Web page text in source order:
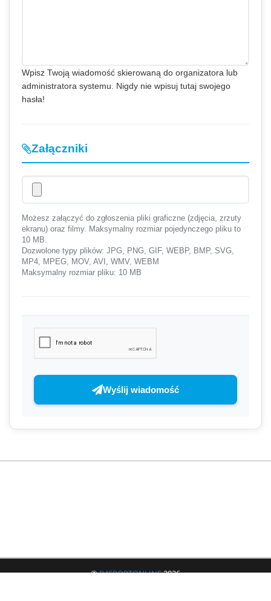
Wpisz Twoją wiadomość skierowaną do organizatora lub
administratora systemu. Nigdy nie wpisuj tutaj swojego
hasła!
Załączniki
Możesz załączyć do zgłoszenia pliki graficzne (zdjęcia, zrzuty
ekranu) oraz filmy. Maksymalny rozmiar pojedynczego pliku to
10 MB.
Dozwolone typy plików: JPG, PNG, GIF, WEBP, BMP, SVG,
MP4, MPEG, MOV, AVI, WMV, WEBM
Maksymalny rozmiar pliku: 10 MB
Wyślij wiadomość
©B4SPORTONLINE2026